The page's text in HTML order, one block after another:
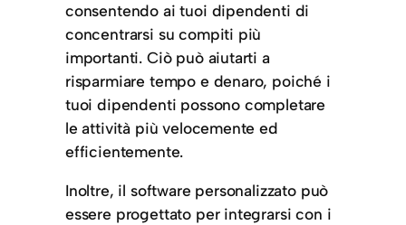
consentendo ai tuoi dipendenti di
concentrarsi su compiti più
importanti. Ciò può aiutarti a
risparmiare tempo e denaro, poiché i
tuoi dipendenti possono completare
le attività più velocemente ed
efficientemente.
Inoltre, il software personalizzato può
essere progettato per integrarsi con i